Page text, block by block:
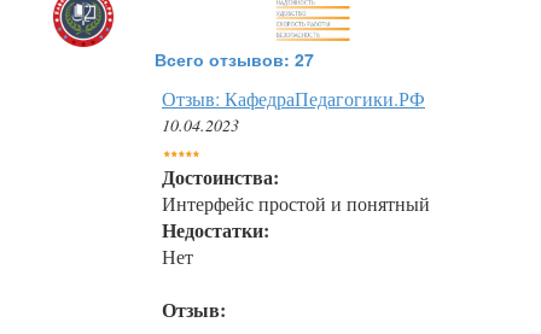
Всего отзывов: 27
Отзыв: КафедраПедагогики.РФ
10.04.2023
Достоинства:
Интерфейс простой и понятный
Недостатки:
Нет
Отзыв: